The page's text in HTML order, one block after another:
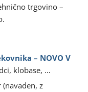
trgovino –
– NOVO V
klobase, …
(navaden, z